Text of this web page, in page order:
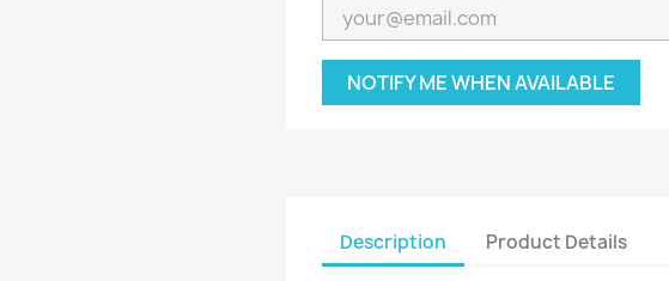
NOTIFY ME WHEN AVAILABLE
Description Product Details